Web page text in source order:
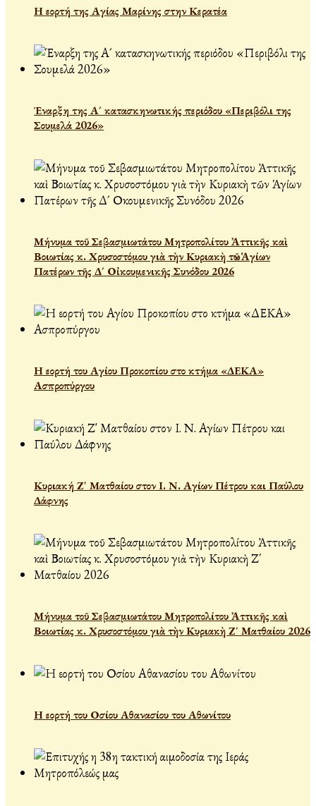
Η εορτή της Αγίας Μαρίνης στην Κερατέα
Έναρξη της Α´ κατασκηνωτικής περιόδου «Περιβόλι της
Σουμελά 2026»
Μήνυμα τοῦ Σεβασμιωτάτου Μητροπολίτου Ἀττικῆς καὶ
Βοιωτίας κ. Χρυσοστόμου γιὰ τὴν Κυριακὴ τῶν Ἁγίων
Πατέρων τῆς Δ´ Οἰκουμενικῆς Συνόδου 2026
Η εορτή του Αγίου Προκοπίου στο κτήμα «ΔΕΚΑ»
Ασπροπύργου
Κυριακή Ζ' Ματθαίου στον Ι. Ν. Αγίων Πέτρου και Παύλου
Δάφνης
Μήνυμα τοῦ Σεβασμιωτάτου Μητροπολίτου Ἀττικῆς καὶ
Βοιωτίας κ. Χρυσοστόμου γιὰ τὴν Κυριακὴ Ζ΄ Ματθαίου 2026
Η εορτή του Οσίου Αθανασίου του Αθωνίτου